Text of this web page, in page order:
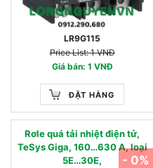
LR9G115
Price List: 1 VNĐ
Giá bán: 1 VNĐ
ĐẶT HÀNG
Rơle quá tải nhiệt điện tử,
TeSys Giga, 160…630 A, loại
5E…30E,
- 0%